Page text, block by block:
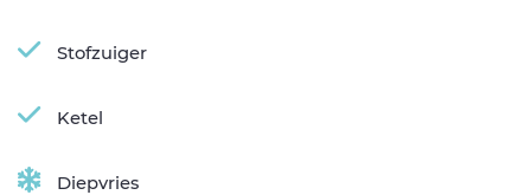
Stofzuiger
Ketel
Diepvries